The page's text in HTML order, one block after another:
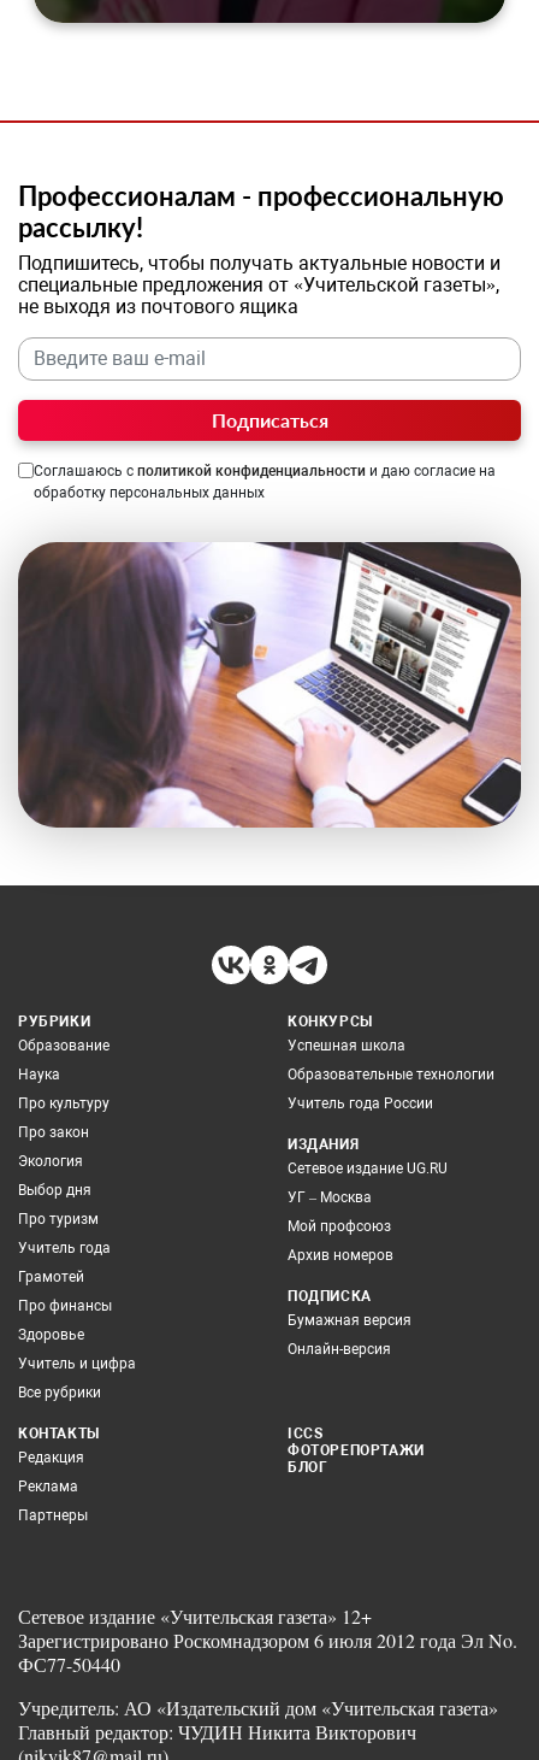
Профессионалам - профессиональную
рассылку!
Подпишитесь, чтобы получать актуальные новости и
специальные предложения от «Учительской газеты»,
не выходя из почтового ящика
Подписаться
Соглашаюсь с политикой конфиденциальности и даю согласие на
обработку персональных данных
РУБРИКИ
Образование
Наука
Про культуру
Про закон
Экология
Выбор дня
Про туризм
Учитель года
Грамотей
Про финансы
Здоровье
Учитель и цифра
Все рубрики
КОНКУРСЫ
Успешная школа
Образовательные технологии
Учитель года России
ИЗДАНИЯ
Сетевое издание UG.RU
УГ – Москва
Мой профсоюз
Архив номеров
ПОДПИСКА
Бумажная версия
Онлайн-версия
КОНТАКТЫ
Редакция
Реклама
Партнеры
ICCS
ФОТОРЕПОРТАЖИ
БЛОГ
Сетевое издание «Учительская газета» 12+
Зарегистрировано Роскомнадзором 6 июля 2012 года Эл No.
ФС77-50440
Учредитель: АО «Издательский дом «Учительская газета»
Главный редактор: ЧУДИН Никита Викторович